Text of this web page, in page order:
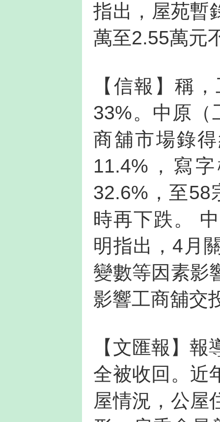
指出，屋苑暫
萬至2.55萬元
【信報】稱
33%。中原（
商舖市場錄
11.4%，寫
32.6%，至58
時再下跌。
明指出，4月
變數等因素影
影響工商舖交
【文匯報】
全被收回。近
屋情況，公屋